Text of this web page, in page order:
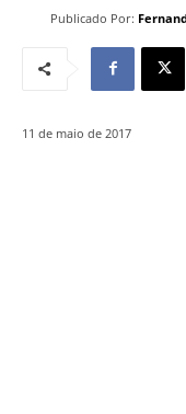
Publicado Por:
11 de maio de 2017